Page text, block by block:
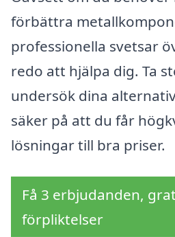
förbättra
professionella svetsar
redo att hjälpa dig. Ta
undersök dina
säker på att du får
lösningar till bra priser.
Få 3 erbjudanden,
förpliktelser